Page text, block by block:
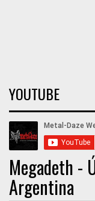
YOUTUBE
Megadeth -
Argentina